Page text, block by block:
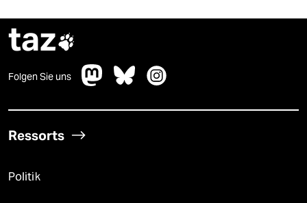
taz
Folgen Sie uns
Ressorts
Politik